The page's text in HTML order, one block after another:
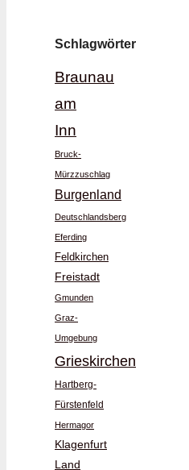
Schlagwörter
Braunau
am
Inn
Bruck-
Mürzzuschlag
Burgenland
Deutschlandsberg
Eferding
Feldkirchen
Freistadt
Gmunden
Graz-
Umgebung
Grieskirchen
Hartberg-
Fürstenfeld
Hermagor
Klagenfurt
Land